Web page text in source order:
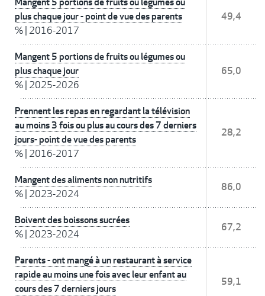
plus chaque jour - point de vue des parents
% 2016-2017
49,4
Mangent 5 portions de fruits ou légumes ou
plus chaque jour
% 2025-2026
65,0
Prennent les repas en regardant la télévision
au moins 3 fois ou plus au cours des 7 derniers
jours- point de vue des parents
% 2016-2017
28,2
Mangent des aliments non nutritifs
% 2023-2024
86,0
Boivent des boissons sucrées
% 2023-2024
67,2
Parents - ont mangé à un restaurant à service
rapide au moins une fois avec leur enfant au
cours des 7 derniers jours
59,1